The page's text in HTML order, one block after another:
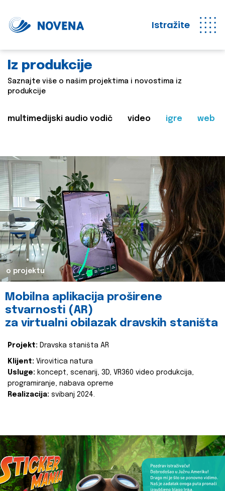
Istražite
Iz produkcije
Saznajte više o našim projektima i novostima iz
produkcije
multimedijski audio vodič video igre web
o projektu
Mobilna aplikacija proširene
stvarnosti (AR)
za virtualni obilazak dravskih staništa
Projekt: Dravska staništa AR
Klijent: Virovitica natura
Usluge: koncept, scenarij, 3D, VR360 video produkcija,
programiranje, nabava opreme
Realizacija: svibanj 2024.